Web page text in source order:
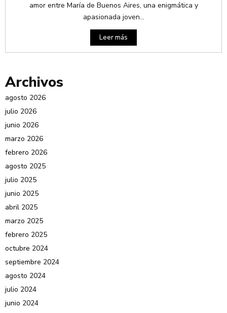
amor entre María de Buenos Aires, una enigmática y
apasionada joven...
Leer más
Archivos
agosto 2026
julio 2026
junio 2026
marzo 2026
febrero 2026
agosto 2025
julio 2025
junio 2025
abril 2025
marzo 2025
febrero 2025
octubre 2024
septiembre 2024
agosto 2024
julio 2024
junio 2024